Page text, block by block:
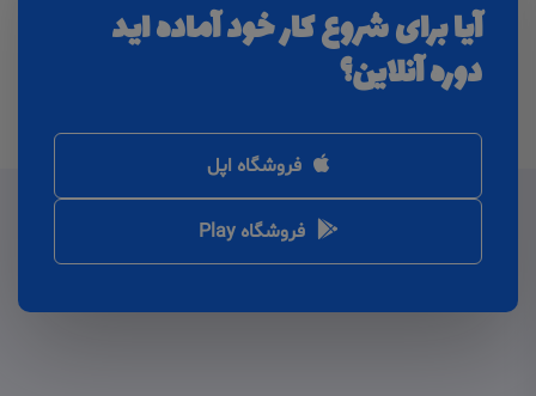
آیا برای شروع کار خود آماده اید
دوره آنلاین؟
فروشگاه اپل
فروشگاه Play